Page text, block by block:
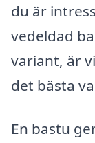
du är
vedeldad
variant, är
det bästa
En bastu